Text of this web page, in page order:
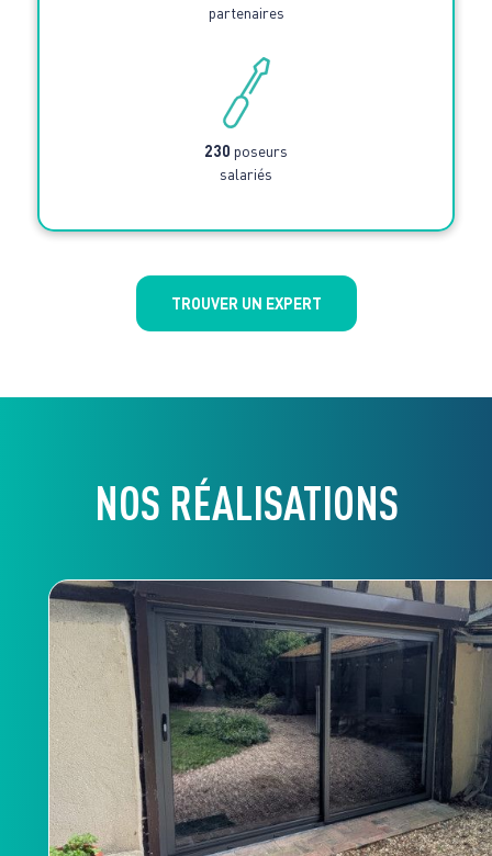
partenaires
230 poseurs
salariés
TROUVER UN EXPERT
NOS RÉALISATIONS